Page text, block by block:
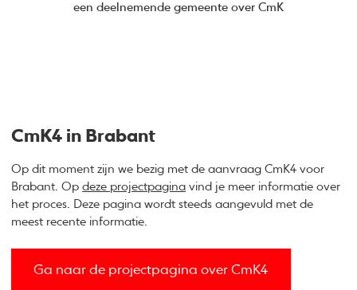
een deelnemende gemeente over CmK
CmK4 in Brabant
Op dit moment zijn we bezig met de aanvraag CmK4 voor
Brabant. Opdeze projectpagina vind je meer informatie over
het proces. Deze pagina wordt steeds aangevuld met de
meest recente informatie.
Ga naar de projectpagina over CmK4